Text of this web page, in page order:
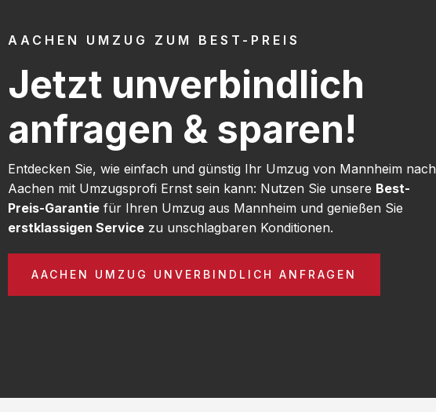
AACHEN UMZUG ZUM BEST-PREIS
Jetzt unverbindlich
anfragen & sparen!
Entdecken Sie, wie einfach und günstig Ihr Umzug von Mannheim nach
Aachen mit Umzugsprofi Ernst sein kann: Nutzen Sie unsere Best-
Preis-Garantie für Ihren Umzug aus Mannheim und genießen Sie
erstklassigen Service zu unschlagbaren Konditionen.
AACHEN UMZUG UNVERBINDLICH ANFRAGEN